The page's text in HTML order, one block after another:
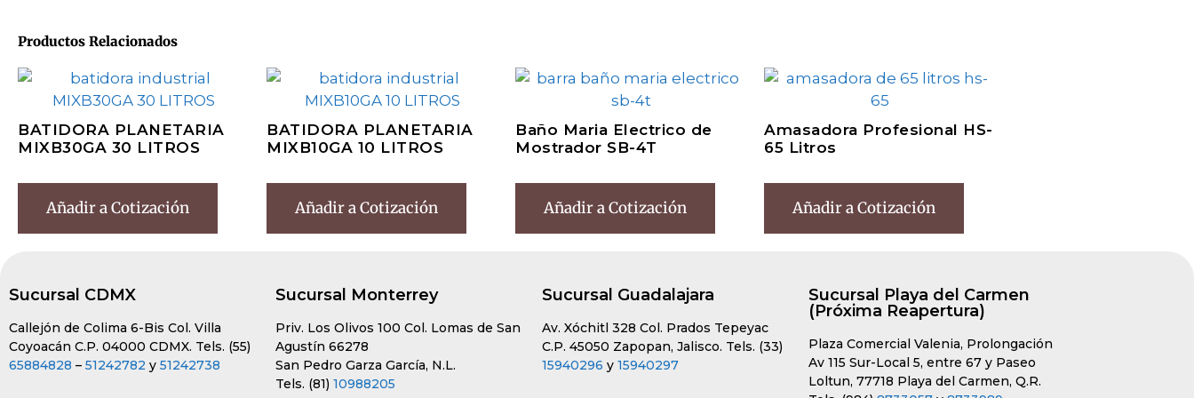
Productos Relacionados
BATIDORA PLANETARIA
MIXB30GA 30 LITROS
Añadir a Cotización
BATIDORA PLANETARIA
MIXB10GA 10 LITROS
Añadir a Cotización
Baño Maria Electrico de
Mostrador SB-4T
Añadir a Cotización
Amasadora Profesional HS-
65 Litros
Añadir a Cotización
Sucursal CDMX
Callejón de Colima 6-Bis Col. Villa
Coyoacán C.P. 04000 CDMX. Tels. (55)
65884828 – 51242782 y 51242738
Sucursal Monterrey
Priv. Los Olivos 100 Col. Lomas de San
Agustín 66278
San Pedro Garza García, N.L.
Tels. (81) 10988205
Sucursal Guadalajara
Av. Xóchitl 328 Col. Prados Tepeyac
C.P. 45050 Zapopan, Jalisco. Tels. (33)
15940296 y 15940297
Sucursal Playa del Carmen
(Próxima Reapertura)
Plaza Comercial Valenia, Prolongación
Av 115 Sur-Local 5, entre 67 y Paseo
Loltun, 77718 Playa del Carmen, Q.R.